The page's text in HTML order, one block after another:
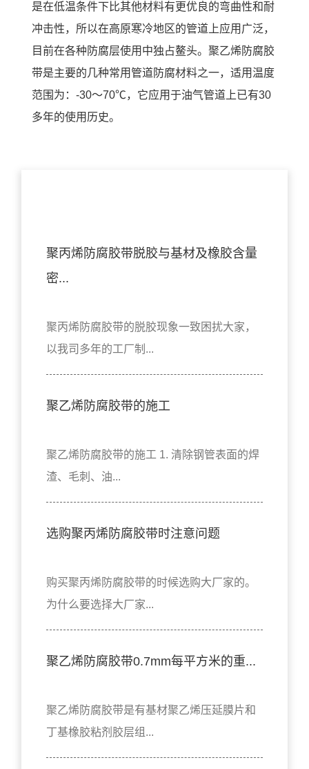
是在低温条件下比其他材料有更优良的弯曲性和耐
冲击性，所以在高原寒冷地区的管道上应用广泛，
目前在各种防腐层使用中独占鳌头。聚乙烯防腐胶
带是主要的几种常用管道防腐材料之一，适用温度
范围为：-30～70℃，它应用于油气管道上已有30
多年的使用历史。
聚丙烯防腐胶带脱胶与基材及橡胶含量
密...
聚丙烯防腐胶带的脱胶现象一致困扰大家，
以我司多年的工厂制...
聚乙烯防腐胶带的施工
聚乙烯防腐胶带的施工 1. 清除钢管表面的焊
渣、毛刺、油...
选购聚丙烯防腐胶带时注意问题
购买聚丙烯防腐胶带的时候选购大厂家的。
为什么要选择大厂家...
聚乙烯防腐胶带0.7mm每平方米的重...
聚乙烯防腐胶带是有基材聚乙烯压延膜片和
丁基橡胶粘剂胶层组...